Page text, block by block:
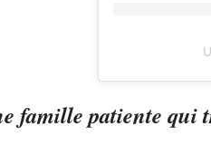
famille patiente qui